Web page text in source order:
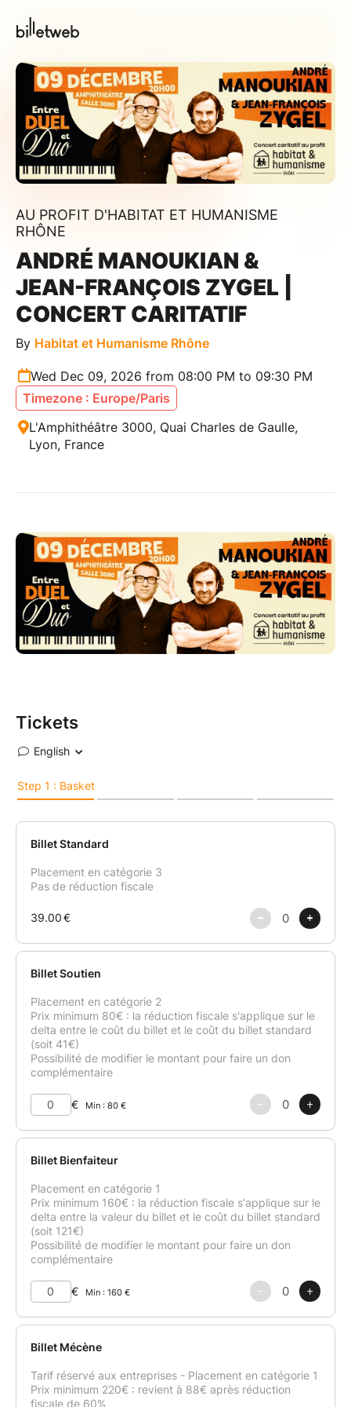
AU PROFIT D'HABITAT ET HUMANISME
RHÔNE
ANDRÉ MANOUKIAN &
JEAN-FRANÇOIS ZYGEL |
CONCERT CARITATIF
By Habitat et Humanisme Rhône
Wed Dec 09, 2026 from 08:00 PM to 09:30 PM
Timezone : Europe/Paris
L'Amphithéâtre 3000, Quai Charles de Gaulle,
Lyon, France
Tickets